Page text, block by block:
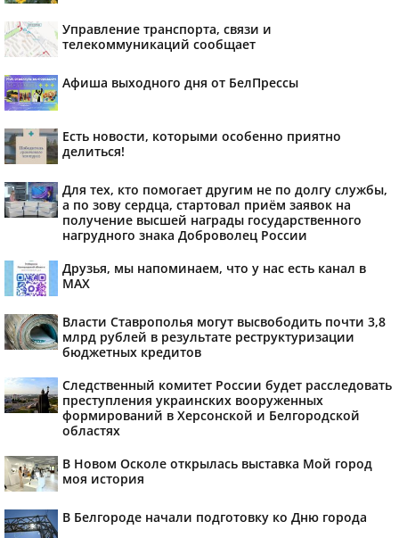
Управление транспорта, связи и
телекоммуникаций сообщает
Афиша выходного дня от БелПрессы
Есть новости, которыми особенно приятно
делиться!
Для тех, кто помогает другим не по долгу службы,
а по зову сердца, стартовал приём заявок на
получение высшей награды государственного
нагрудного знака Доброволец России
Друзья, мы напоминаем, что у нас есть канал в
МАХ
Власти Ставрополья могут высвободить почти 3,8
млрд рублей в результате реструктуризации
бюджетных кредитов
Следственный комитет России будет расследовать
преступления украинских вооруженных
формирований в Херсонской и Белгородской
областях
В Новом Осколе открылась выставка Мой город
моя история
В Белгороде начали подготовку ко Дню города